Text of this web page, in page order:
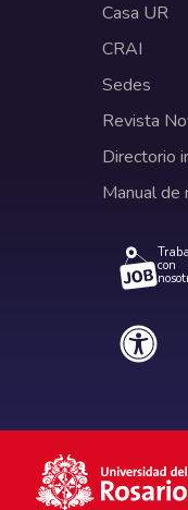
Casa UR
CRAI
Sedes
Revista
Directorio
Manual de
con